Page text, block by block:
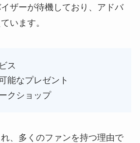
ザーが待機しており、アドバ
います。
ス
能なプレゼント
クショップ
、多くのファンを持つ理由で